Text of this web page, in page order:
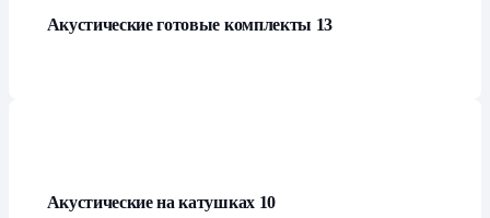
Акустические готовые комплекты 13
Акустические на катушках 10